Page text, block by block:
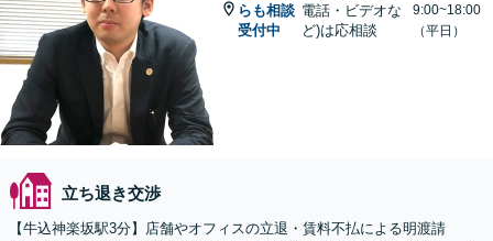
らも相談
受付中
電話・ビデオな
ど)は応相談
9:00~18:00
（平日）
立ち退き交渉
【牛込神楽坂駅3分】店舗やオフィスの立退・賃料不払による明渡請